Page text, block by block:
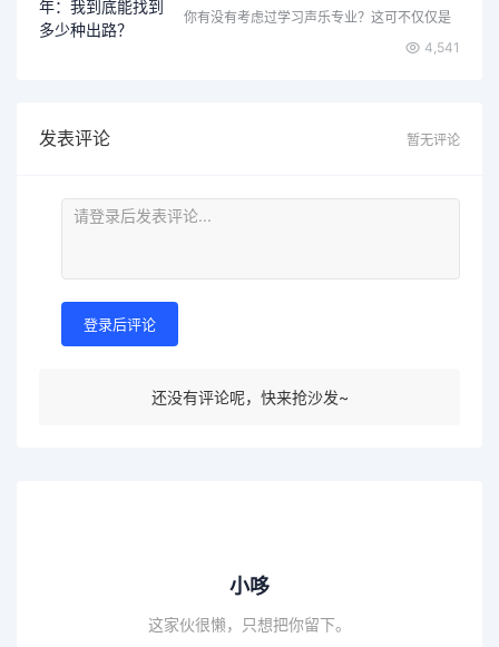
你有没有考虑过学习声乐专业？这可不仅仅是
4,541
发表评论 暂无评论
登录后评论
还没有评论呢，快来抢沙发~
小哆
这家伙很懒，只想把你留下。